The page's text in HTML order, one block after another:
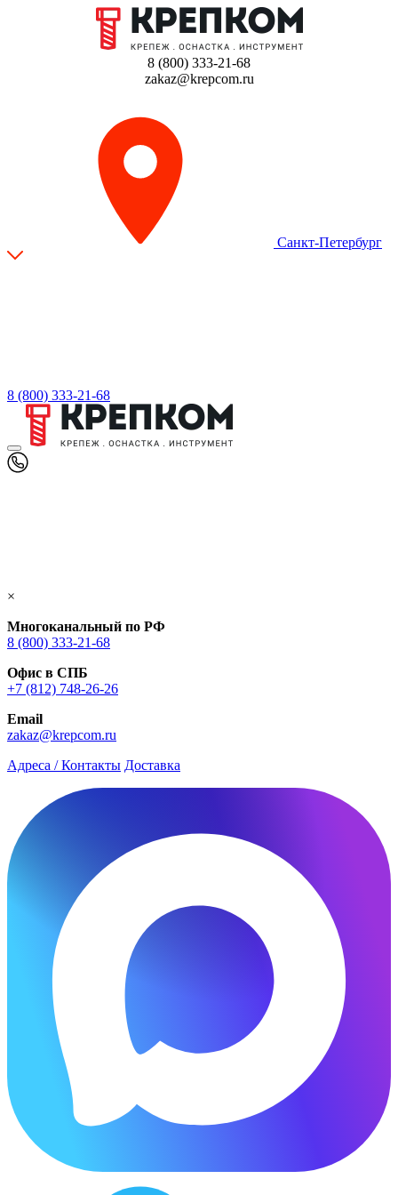
8 (800) 333-21-68
zakaz@krepcom.ru
Санкт-Петербург
8 (800) 333-21-68
×
Многоканальный по РФ
8 (800) 333‑21-68
Офис в СПБ
+7 (812) 748‑26-26
Email
zakaz@krepcom.ru
Адреса / Контакты Доставка